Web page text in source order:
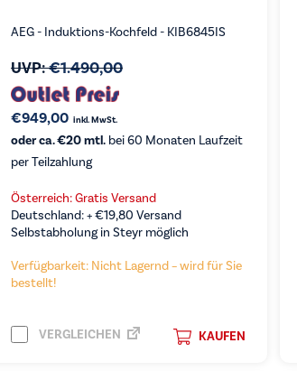
AEG - Induktions-Kochfeld - KIB6845IS
UVP:€1.490,00
€949,00 inkl. MwSt.
oder ca. €20 mtl.bei 60 Monaten Laufzeit
per Teilzahlung
Österreich: Gratis Versand
Deutschland: +€19,80 Versand
Selbstabholung in Steyr möglich
Verfügbarkeit: Nicht Lagernd – wird für Sie
bestellt!
KAUFEN
VERGLEICHEN